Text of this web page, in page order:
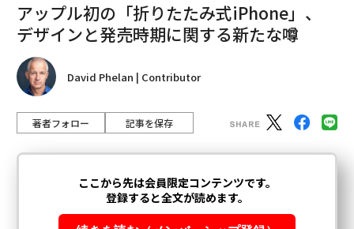
アップル初の「折りたたみ式iPhone」、
デザインと発売時期に関する新たな噂
David Phelan | Contributor
著者フォロー 記事を保存